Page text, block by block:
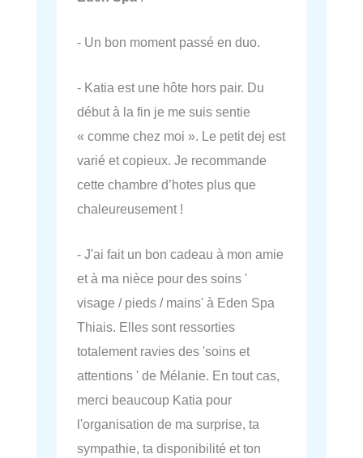
- Un bon moment passé en duo.
- Katia est une hôte hors pair. Du
début à la fin je me suis sentie
« comme chez moi ». Le petit dej est
varié et copieux. Je recommande
cette chambre d’hotes plus que
chaleureusement !
- J'ai fait un bon cadeau à mon amie
et à ma nièce pour des soins '
visage / pieds / mains' à Eden Spa
Thiais. Elles sont ressorties
totalement ravies des 'soins et
attentions ' de Mélanie. En tout cas,
merci beaucoup Katia pour
l'organisation de ma surprise, ta
sympathie, ta disponibilité et ton